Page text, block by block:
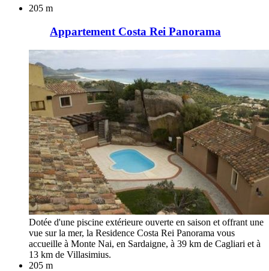
205 m
Appartement Costa Rei Panorama
Dotée d'une piscine extérieure ouverte en saison et offrant une
vue sur la mer, la Residence Costa Rei Panorama vous
accueille à Monte Nai, en Sardaigne, à 39 km de Cagliari et à
13 km de Villasimius.
205 m